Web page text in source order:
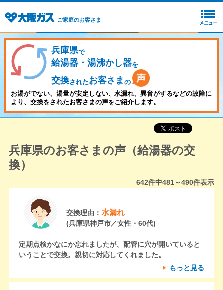
ご家庭のお客さま
兵庫県で
給湯器・湯沸かし器を
交換されたお客さま の
お湯がでない、湯量が安定しない、水漏れ、異音がするなどの故障に
より、交換をされたお客さまの声をご紹介します。
兵庫県のお客さまの声（給湯器の交
換）
642件中481～490件表示
交換理由： 水漏れ
(兵庫県神戸市／女性・60代)
定期点検かなにか忘れましたが、配管に穴が開いていると
いうことで交換。親切に対応してくれました。
もっと見る